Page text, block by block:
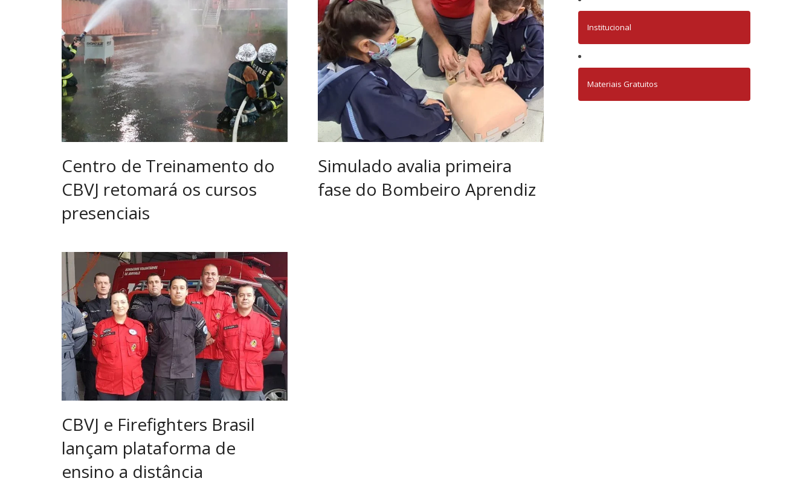
Centro de Treinamento do
CBVJ retomará os cursos
presenciais
Simulado avalia primeira
fase do Bombeiro Aprendiz
CBVJ e Firefighters Brasil
lançam plataforma de
ensino a distância
Institucional
Materiais Gratuitos